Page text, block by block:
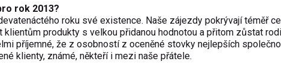
rok 2013?
roku své existence. Naše zájezdy pokrývají téměř
klientům produkty s velkou přidanou hodnotou a přitom zůstat
příjemné, že z osobností z oceněné stovky nejlepších
klienty, známé, někteří i mezi naše přátele.